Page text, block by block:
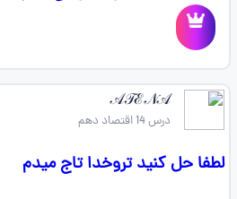
𝒜𝒯ℰ𝒩𝒜
درس 14 اقتصاد دهم
لطفا حل کنید تروخدا تاج میدم